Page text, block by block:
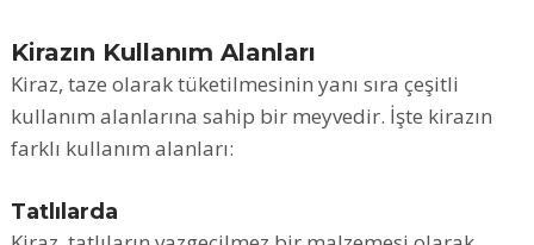
Kirazın Kullanım Alanları
Kiraz, taze olarak tüketilmesinin yanı sıra çeşitli
kullanım alanlarına sahip bir meyvedir. İşte kirazın
farklı kullanım alanları:
Tatlılarda